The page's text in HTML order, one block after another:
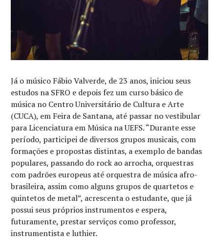
Já o músico Fábio Valverde, de 23 anos, iniciou seus
estudos na SFRO e depois fez um curso básico de
música no Centro Universitário de Cultura e Arte
(CUCA), em Feira de Santana, até passar no vestibular
para Licenciatura em Música na UEFS. “Durante esse
período, participei de diversos grupos musicais, com
formações e propostas distintas, a exemplo de bandas
populares, passando do rock ao arrocha, orquestras
com padrões europeus até orquestra de música afro-
brasileira, assim como alguns grupos de quartetos e
quintetos de metal”, acrescenta o estudante, que já
possui seus próprios instrumentos e espera,
futuramente, prestar serviços como professor,
instrumentista e luthier.